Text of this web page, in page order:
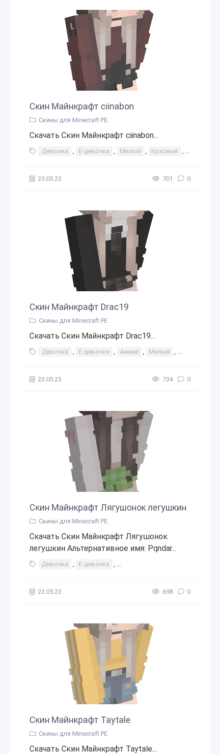
Скин Майнкрафт ciinabon
Скины для Minecraft PE
Скачать Скин Майнкрафт ciinabon...
Девочка , Е-девочка , Милый , Красный ,
23.05.23 701 0
Скин Майнкрафт Drac19
Скины для Minecraft PE
Скачать Скин Майнкрафт Drac19...
Девочка , Е-девочка , Аниме , Милый , Плед
23.05.23 734 0
Скин Майнкрафт Лягушонок легушкин
Скины для Minecraft PE
Скачать Скин Майнкрафт Лягушонок
легушкин Альтернативное имя: Pqndar...
Девочка , Е-девочка , Коричневые волосы
23.05.23 698 0
Скин Майнкрафт Taytale
Скины для Minecraft PE
Скачать Скин Майнкрафт Taytale...